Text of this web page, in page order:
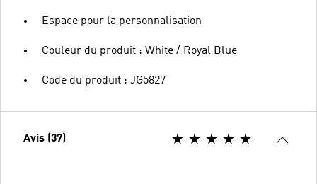
Espace pour la personnalisation
Couleur du produit : White / Royal Blue
Code du produit : JG5827
Avis (37)